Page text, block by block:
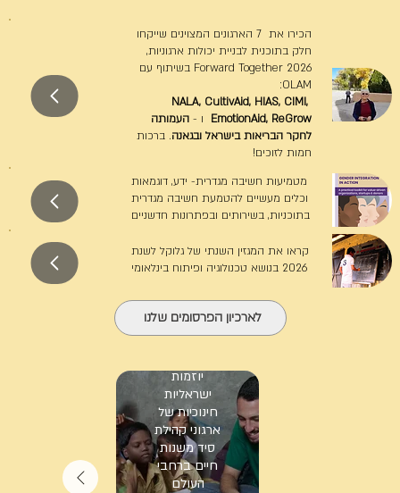
יוזמות
ישראליות
חינוכיות של
ארגוני קהילת
סיד משנות
חיים ברחבי
העולם
בוועידת
האקלים ה-30
הכירו את 7 הארגונים המצוינים שייקחו
חלק בתוכנית לבניית יכולות ארגוניות,
Forward Together 2026 בשיתוף עם
OLAM:
NALA, CultivAid, HIAS, CIMI,
EmotionAid, ReGrow ו -העמותה
לחקר הבריאות בישראל ובגאנה. ברכות
חמות לזוכים!
מטמיעות חשיבה מגדרית- ידע, דוגמאות
וכלים מעשיים להטמעת חשיבה מגדרית
בתוכניות, בשירותים ובפתרונות חדשניים
קראו את המגזין השנתי של גלוקל לשנת
2026 בנושא טכנולוגיה ופיתוח בינלאומי
לארכיון הפרסומים שלנו